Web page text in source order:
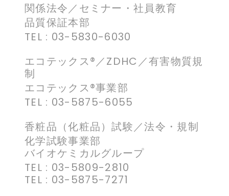
関係法令／セミナー・社員教育
品質保証本部
TEL : 03-5830-6030
エコテックス®／ZDHC／有害物質規
制
エコテックス®事業部
TEL : 03-5875-6055
香粧品（化粧品）試験／法令・規制
化学試験事業部
バイオケミカルグループ
TEL : 03-5809-2810
TEL : 03-5875-7271